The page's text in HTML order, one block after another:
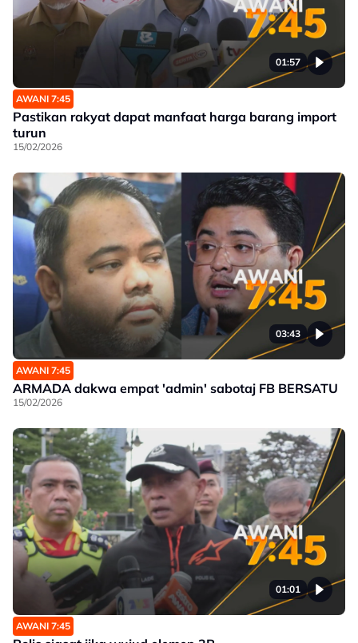
01:57
AWANI 7:45
Pastikan rakyat dapat manfaat harga barang import
turun
15/02/2026
03:43
AWANI 7:45
ARMADA dakwa empat 'admin' sabotaj FB BERSATU
15/02/2026
01:01
AWANI 7:45